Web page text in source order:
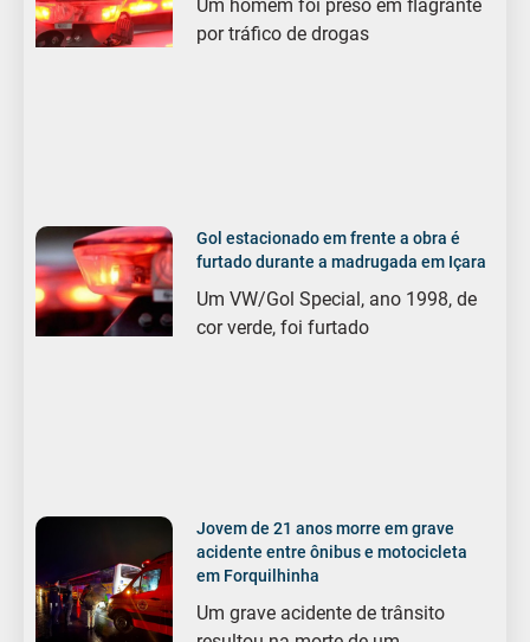
Um homem foi preso em flagrante
por tráfico de drogas
Gol estacionado em frente a obra é
furtado durante a madrugada em Içara
Um VW/Gol Special, ano 1998, de
cor verde, foi furtado
Jovem de 21 anos morre em grave
acidente entre ônibus e motocicleta
em Forquilhinha
Um grave acidente de trânsito